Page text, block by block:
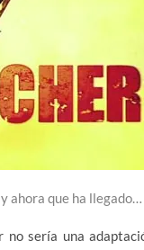
ahora que ha
sería una